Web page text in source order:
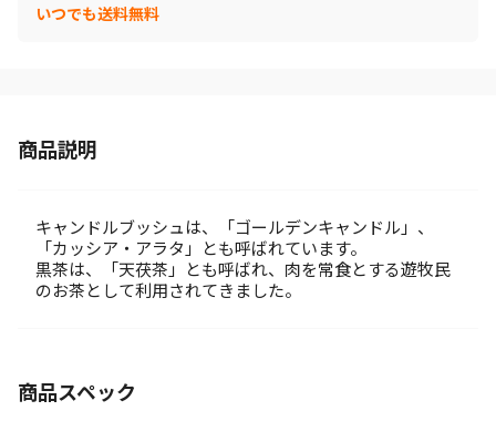
いつでも送料無料
商品説明
キャンドルブッシュは、「ゴールデンキャンドル」、
「カッシア・アラタ」とも呼ばれています。
黒茶は、「天茯茶」とも呼ばれ、肉を常食とする遊牧民
のお茶として利用されてきました。
商品スペック